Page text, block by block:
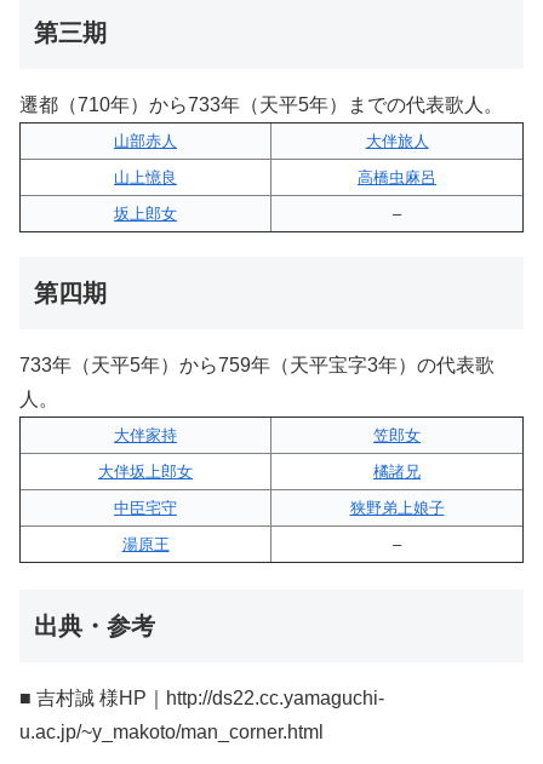
第三期
遷都（710年）から733年（天平5年）までの代表歌人。
山部赤人
大伴旅人
山上憶良
高橋虫麻呂
坂上郎女
–
第四期
733年（天平5年）から759年（天平宝字3年）の代表歌
人。
大伴家持
笠郎女
大伴坂上郎女
橘諸兄
中臣宅守
狭野弟上娘子
湯原王
–
出典・参考
■ 吉村誠 様HP｜http://ds22.cc.yamaguchi-
u.ac.jp/~y_makoto/man_corner.html